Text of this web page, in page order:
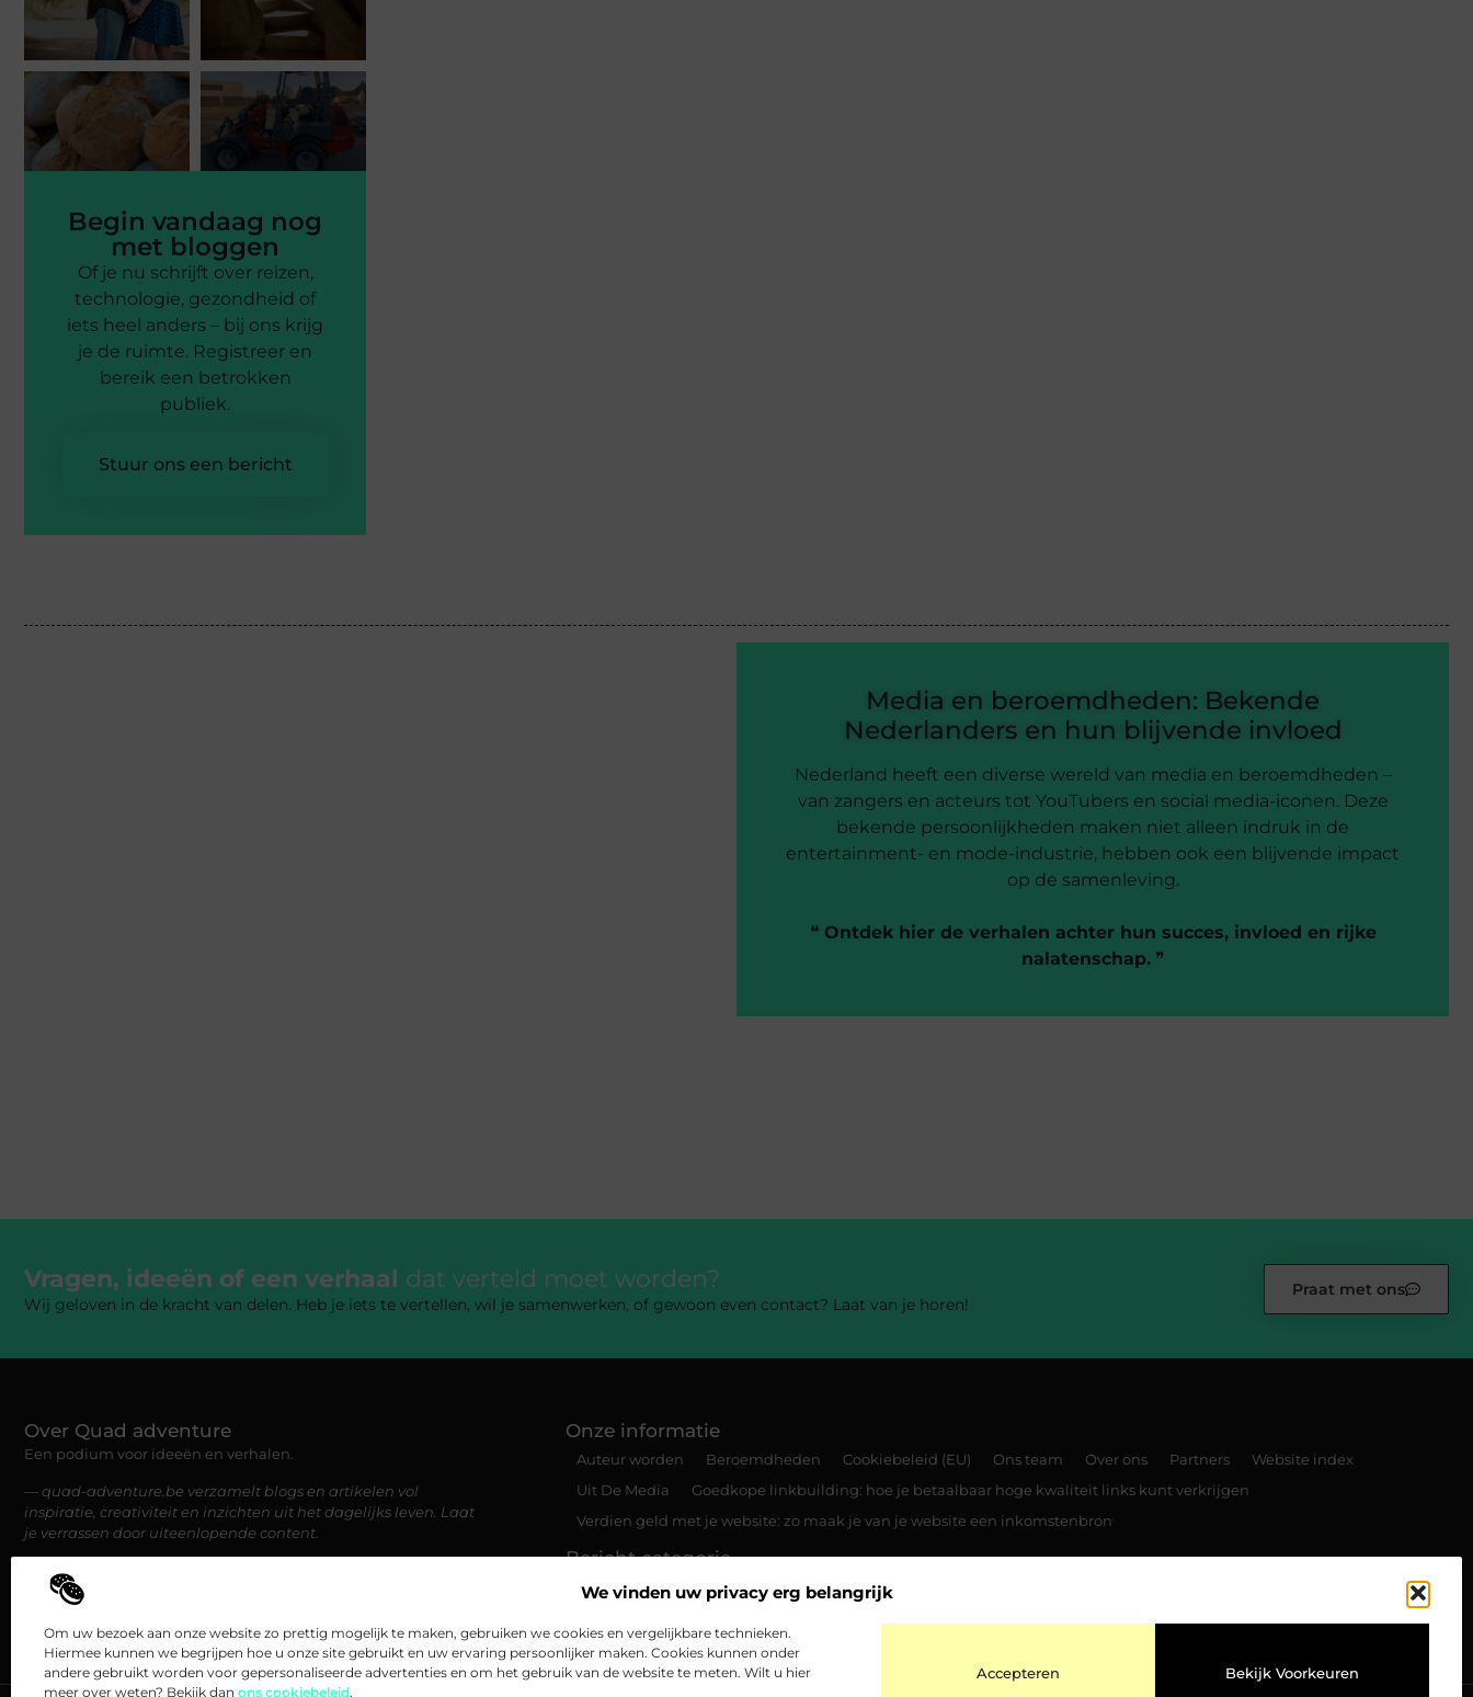
We vinden uw privacy erg belangrijk
Om uw bezoek aan onze website zo prettig mogelijk te maken, gebruiken we cookies en vergelijkbare technieken.
Hiermee kunnen we begrijpen hoe u onze site gebruikt en uw ervaring persoonlijker maken. Cookies kunnen onder
andere gebruikt worden voor gepersonaliseerde advertenties en om het gebruik van de website te meten. Wilt u hier
meer over weten? Bekijk dan ons cookiebeleid.
Accepteren Bekijk Voorkeuren
Begin vandaag nog
met bloggen
Of je nu schrijft over reizen,
technologie, gezondheid of
iets heel anders – bij ons krijg
je de ruimte. Registreer en
bereik een betrokken
publiek.
Stuur ons een bericht
Media en beroemdheden: Bekende
Nederlanders en hun blijvende invloed
Nederland heeft een diverse wereld van media en beroemdheden –
van zangers en acteurs tot YouTubers en social media-iconen. Deze
bekende persoonlijkheden maken niet alleen indruk in de
entertainment- en mode-industrie, hebben ook een blijvende impact
op de samenleving.
❝ Ontdek hier de verhalen achter hun succes, invloed en rijke
nalatenschap.❞
Vragen, ideeën of een verhaal dat verteld moet worden?
Wij geloven in de kracht van delen. Heb je iets te vertellen, wil je samenwerken, of gewoon even contact? Laat van je horen!
Praat met ons
Over Quad adventure
Een podium voor ideeën en verhalen.
— quad-adventure.be verzamelt blogs en artikelen vol
inspiratie, creativiteit en inzichten uit het dagelijks leven. Laat
je verrassen door uiteenlopende content.
Onze informatie
Auteur worden Beroemdheden Cookiebeleid (EU) Ons team Over ons Partners
Website index
Uit De Media
Goedkope linkbuilding: hoe je betaalbaar hoge kwaliteit links kunt verkrijgen
Verdien geld met je website: zo maak je van je website een inkomstenbron
Bericht categorie